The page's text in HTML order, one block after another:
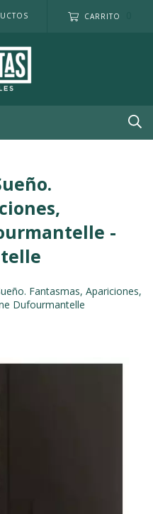
CARRITO
-
Fantasmas, Apariciones,
Dufourmantelle